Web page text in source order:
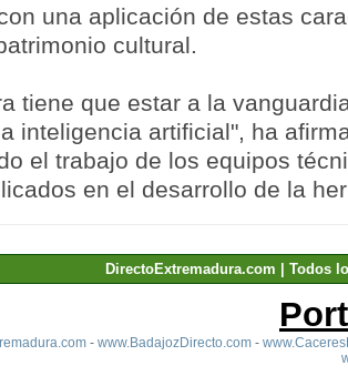
una aplicación de estas
cultural.
tiene que estar a la
inteligencia artificial", ha
el trabajo de los equipos
en el desarrollo de la
DirectoExtremadura.com | Todos
- www.BadajozDirecto.com-